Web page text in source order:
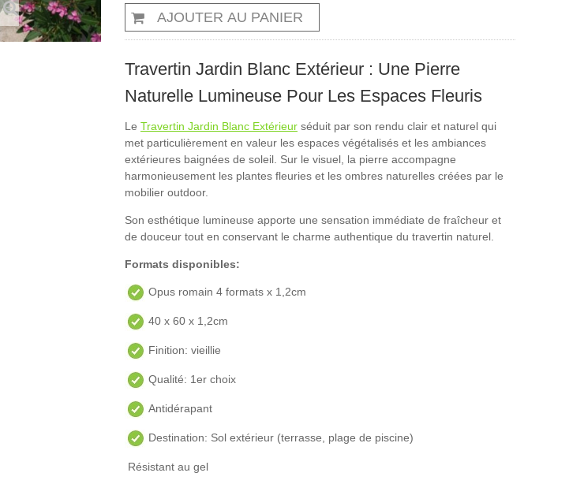
AJOUTER AU PANIER
Travertin Jardin Blanc Extérieur : Une Pierre
Naturelle Lumineuse Pour Les Espaces Fleuris
Le Travertin Jardin Blanc Extérieur séduit par son rendu clair et naturel qui
met particulièrement en valeur les espaces végétalisés et les ambiances
extérieures baignées de soleil. Sur le visuel, la pierre accompagne
harmonieusement les plantes fleuries et les ombres naturelles créées par le
mobilier outdoor.
Son esthétique lumineuse apporte une sensation immédiate de fraîcheur et
de douceur tout en conservant le charme authentique du travertin naturel.
Formats disponibles:
Opus romain 4 formats x 1,2cm
40 x 60 x 1,2cm
Finition: vieillie
Qualité: 1er choix
Antidérapant
Destination: Sol extérieur (terrasse, plage de piscine)
Résistant au gel